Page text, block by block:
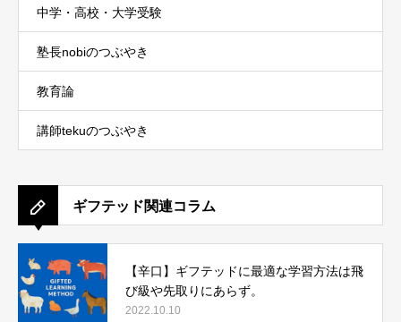
中学・高校・大学受験
塾長nobiのつぶやき
教育論
講師tekuのつぶやき
ギフテッド関連コラム
【辛口】ギフテッドに最適な学習方法は飛
び級や先取りにあらず。
2022.10.10